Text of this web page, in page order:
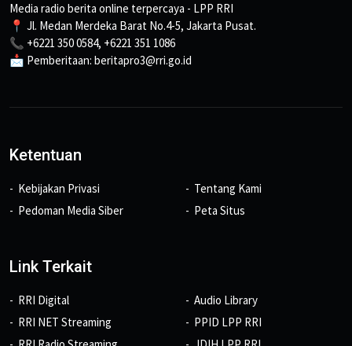
Media radio berita online terpercaya - LPP RRI
📍 Jl. Medan Merdeka Barat No.4-5, Jakarta Pusat.
📞 +6221 350 0584, +6221 351 1086
📩 Pemberitaan: beritapro3@rri.go.id
Ketentuan
Kebijakan Privasi
Pedoman Media Siber
Tentang Kami
Peta Situs
Link Terkait
RRI Digital
RRI NET Streaming
Audio Library
PPID LPP RRI